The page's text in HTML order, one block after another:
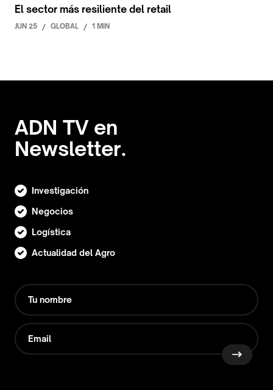
El sector más resiliente del retail
JUN 25 / GLOBAL / 1 MIN
ADN TV en
Newsletter.
Investigación
Negocios
Logística
Actualidad del Agro